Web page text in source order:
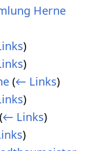
Herne
)
)
(← Links)
)
(← Links)
)